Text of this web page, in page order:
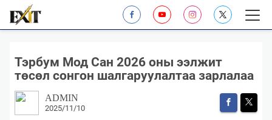
Тэрбум Мод Сан 2026 оны ээлжит
төсөл сонгон шалгаруулалтаа зарлалаа
ADMIN
2025/11/10